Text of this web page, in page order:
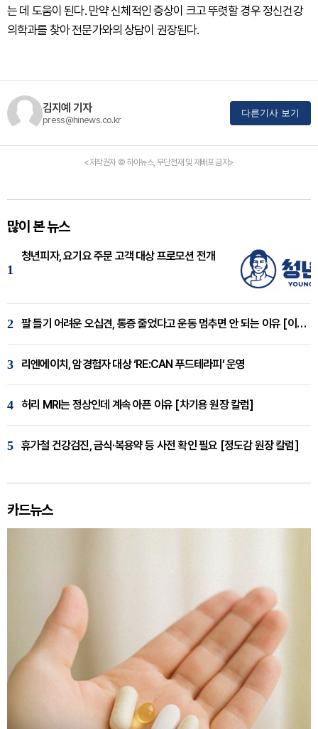
는 데 도움이 된다. 만약 신체적인 증상이 크고 뚜렷할 경우 정신건강
의학과를 찾아 전문가와의 상담이 권장된다.
김지예 기자
press@hinews.co.kr
다른기사 보기
<저작권자 © 하이뉴스, 무단전재 및 재배포 금지>
많이 본 뉴스
1
청년피자, 요기요 주문 고객 대상 프로모션 전개
2 팔 들기 어려운 오십견, 통증 줄었다고 운동 멈추면 안 되는 이유 [이병욱 원장 칼럼]
3 리엔에이치, 암경험자 대상 ‘RE:CAN 푸드테라피’ 운영
4 허리 MRI는 정상인데 계속 아픈 이유 [차기용 원장 칼럼]
5 휴가철 건강검진, 금식·복용약 등 사전 확인 필요 [정도감 원장 칼럼]
카드뉴스